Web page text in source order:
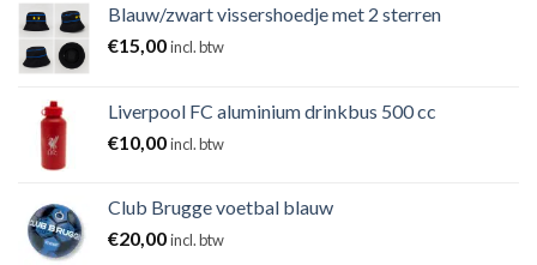
Blauw/zwart vissershoedje met 2 sterren
€15,00incl. btw
Liverpool FC aluminium drinkbus 500 cc
€10,00incl. btw
Club Brugge voetbal blauw
€20,00incl. btw